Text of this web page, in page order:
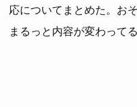
応についてまとめた。お
まるっと内容が変わって